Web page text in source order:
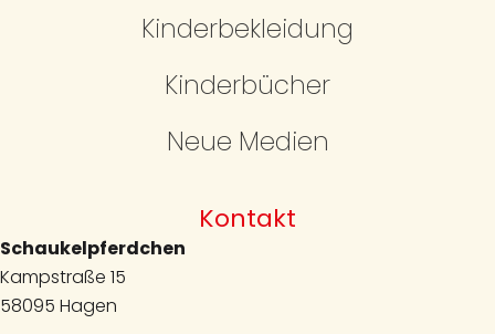
Kinderbekleidung
Kinderbücher
Neue Medien
Kontakt
Schaukelpferdchen
Kampstraße 15
58095 Hagen